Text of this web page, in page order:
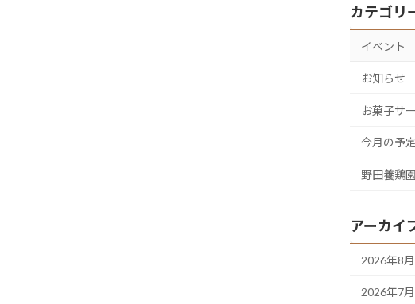
カテゴリ
イベント
お知らせ
お菓子サ
今月の予定
野田養鶏園
アーカイ
2026年8月
2026年7月